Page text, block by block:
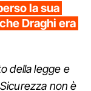
la sua
Draghi era
della legge e
non è